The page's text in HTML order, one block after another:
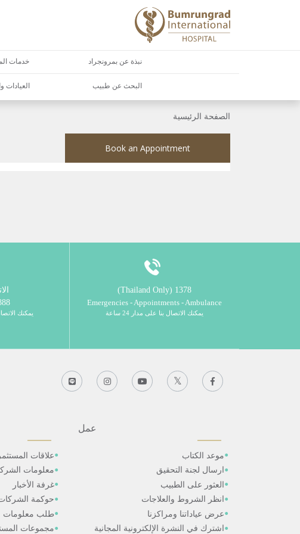
نبذة عن بمرونجراد خدمات
البحث عن طبيب العيادات
الصفحة الرئيسية
Book an Appointment
1378 (Thailand Only)
Emergencies - Appointments - Ambulance
يمكنك الاتصال بنا على مدار 24 ساعة
66+
يمكنك الاتصال
عمل
موعد الكتاب
ارسال لجنة التحقيق
العثور على الطبيب
انظر الشروط والعلاجات
عرض عياداتنا ومراكزنا
اشترك في النشرة الإلكترونية المجانية
علاقات
معلومات
غرفة الأخبار
حوكمة
طلب معلومات
مجموعات